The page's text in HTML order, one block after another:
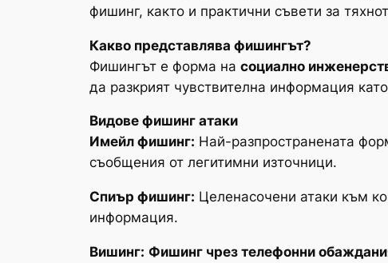
фишинг, както и практични съвети за
Какво представлява фишингът?
Фишингът е форма на социално
да разкрият чувствителна информация като
Видове фишинг атаки
Имейл фишинг: Най-разпространената
съобщения от легитимни източници.
Спиър фишинг: Целенасочени атаки към
информация.
Вишинг: Фишинг чрез телефонни